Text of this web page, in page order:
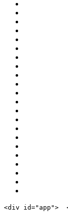
<div id="app">